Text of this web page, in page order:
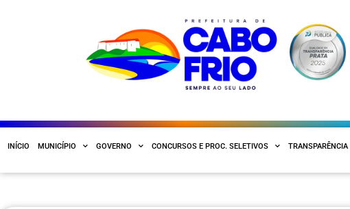
INÍCIO MUNICÍPIO GOVERNO CONCURSOS E PROC. SELETIVOS TRANSPARÊNCIA